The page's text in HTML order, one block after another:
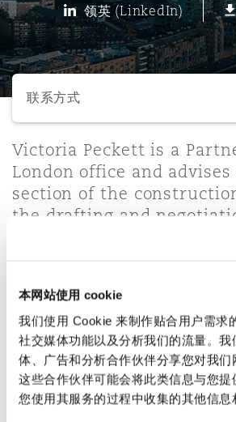
本网站使用 cookie
我们使用 Cookie 来制作贴合用户需求
社交媒体功能以及分析我们的流量。我
体、广告和分析合作伙伴分享您对我们
这些合作伙伴可能会将此类信息与您提
您使用其服务的过程中收集的其他信息
Finance &
Insurance
MRO
Non-
Regulatory
金融
技术、外包
Financial
Officers
Insurance
Marine
目和建筑工程 房地产
管法规与调查
Internal
Safety,
隆坡 – 联营办公室
尔本
德里 – 联营办公室
海
加坡
雅得
佛
萨斯城
斯维加斯
阿密
特利尔
柏林（圣史蒂芬绿地大厦）
塞尔多夫
尔福德
堡
领英 (LinkedIn)
选择所需部分
联系方式
联系方式
简介与经验
法律解析
Victoria Peckett is a
London office and
section of the
the drafting and
complex construction
and domestic.
直线
+44 207 876 6094